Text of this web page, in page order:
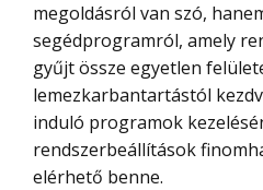
megoldásról van szó,
segédprogramról, amely
gyűjt össze egyetlen
lemezkarbantartástól
induló programok
rendszerbeállítások
elérhető benne.